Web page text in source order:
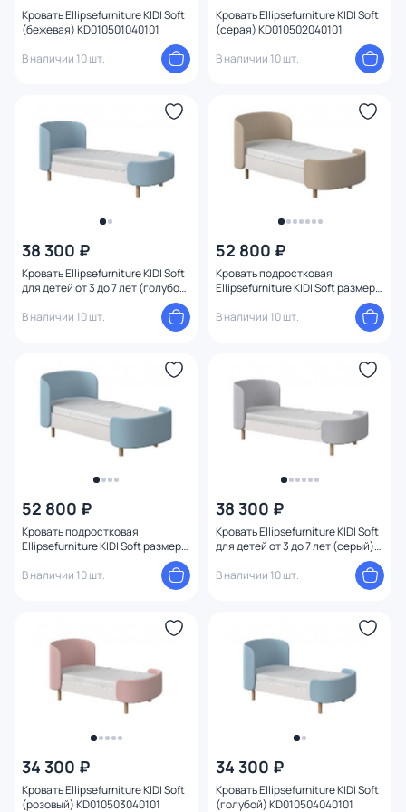
Кровать Ellipsefurniture KIDI Soft
(бежевая) KD010501040101
В наличии 10 шт.
Кровать Ellipsefurniture KIDI Soft
(серая) KD010502040101
В наличии 10 шт.
38 300 ₽
Кровать Ellipsefurniture KIDI Soft
для детей от 3 до 7 лет (голубой)
В наличии 10 шт.
52 800 ₽
Кровать подростковая
Ellipsefurniture KIDI Soft размер
М (бежевый) KD010110020101
В наличии 10 шт.
52 800 ₽
Кровать подростковая
Ellipsefurniture KIDI Soft размер
В наличии 10 шт.
38 300 ₽
Кровать Ellipsefurniture KIDI Soft
для детей от 3 до 7 лет (серый)
В наличии 10 шт.
34 300 ₽
Кровать Ellipsefurniture KIDI Soft
(розовый) KD010503040101
34 300 ₽
Кровать Ellipsefurniture KIDI Soft
(голубой) KD010504040101